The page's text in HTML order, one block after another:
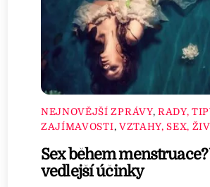
NEJNOVĚJŠÍ ZPRÁVY, RADY,
ZAJÍMAVOSTI, VZTAHY, SEX,
Sex během
vedlejší účinky